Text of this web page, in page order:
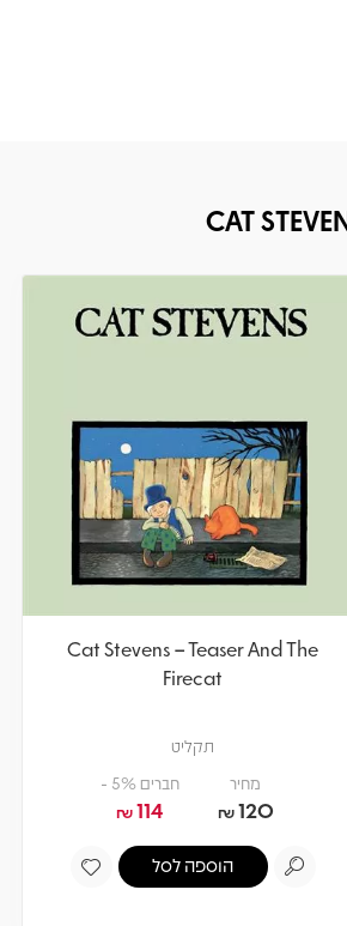
Cat Stevens – Teaser And The
Firecat
תקליט
מחיר
120
₪
חברים 5% -
114
₪
הוספה לסל